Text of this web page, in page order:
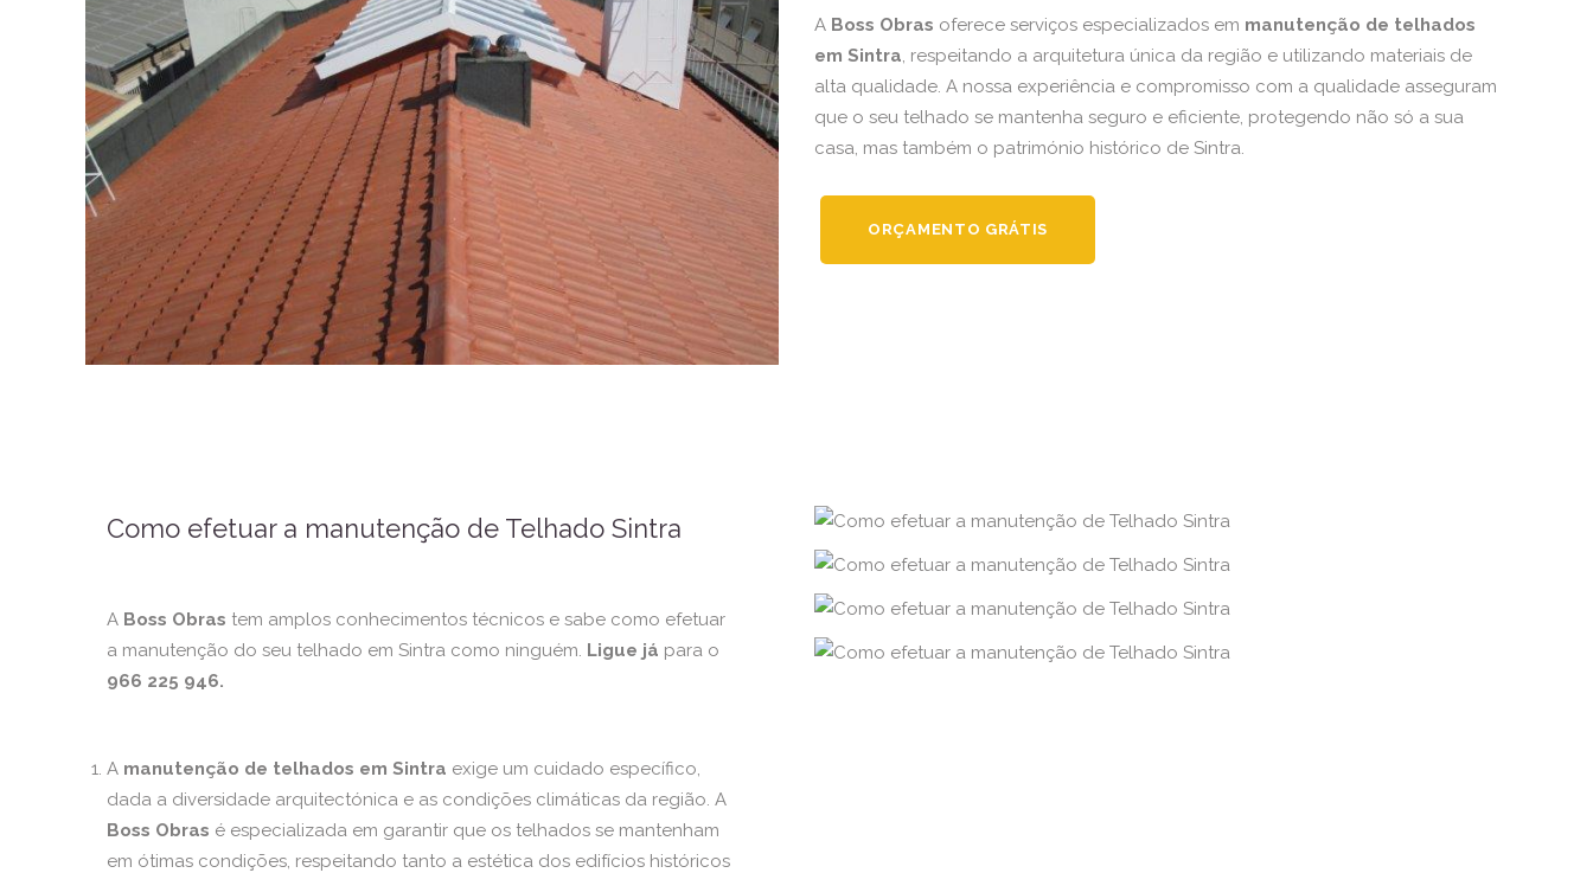
A Boss Obras oferece serviços especializados em manutenção de telhados
em Sintra, respeitando a arquitetura única da região e utilizando materiais de
alta qualidade. A nossa experiência e compromisso com a qualidade asseguram
que o seu telhado se mantenha seguro e eficiente, protegendo não só a sua
casa, mas também o património histórico de Sintra.
ORÇAMENTO GRÁTIS
Como efetuar a manutenção de Telhado Sintra
A Boss Obras tem amplos conhecimentos técnicos e sabe como efetuar
a manutenção do seu telhado em Sintra como ninguém. Ligue já para o
966 225 946.
A manutenção de telhados em Sintra exige um cuidado específico,
dada a diversidade arquitectónica e as condições climáticas da região. A
Boss Obras é especializada em garantir que os telhados se mantenham
em ótimas condições, respeitando tanto a estética dos edifícios históricos